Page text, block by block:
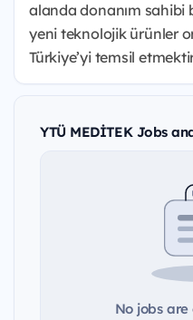
alanda donanım sahibi
yeni teknolojik ürünler
Türkiye’yi temsil
YTÜ MEDİTEK Jobs
No jobs